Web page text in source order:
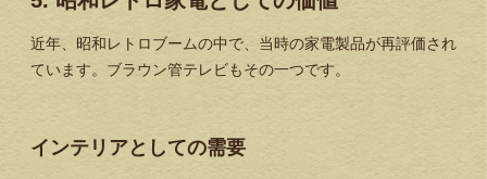
近年、昭和レトロブームの中で、当時の家電製品が再評価され
ています。ブラウン管テレビもその一つです。
インテリアとしての需要